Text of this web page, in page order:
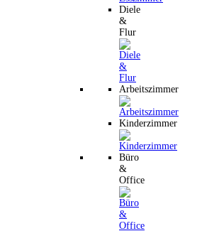
Diele
&
Flur
Arbeitszimmer
Kinderzimmer
Büro
&
Office